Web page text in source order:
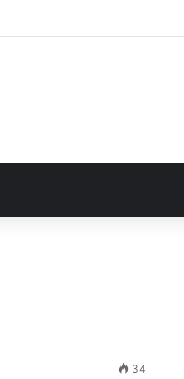
Semifinal Piala AFF U-17 2026
34